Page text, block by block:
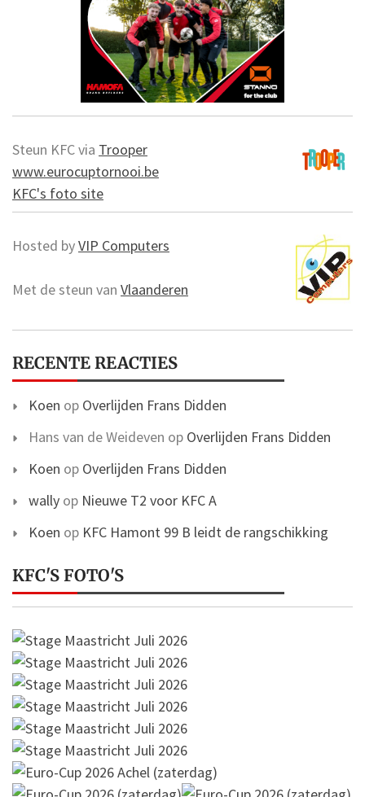
Steun KFC via Trooper
www.eurocuptornooi.be
KFC's foto site
Hosted byVIP Computers
Met de steun van Vlaanderen
RECENTE REACTIES
Koen op Overlijden Frans Didden
Hans van de Weideven op Overlijden Frans Didden
Koen op Overlijden Frans Didden
wally op Nieuwe T2 voor KFC A
Koen op KFC Hamont 99 B leidt de rangschikking
KFC'S FOTO'S